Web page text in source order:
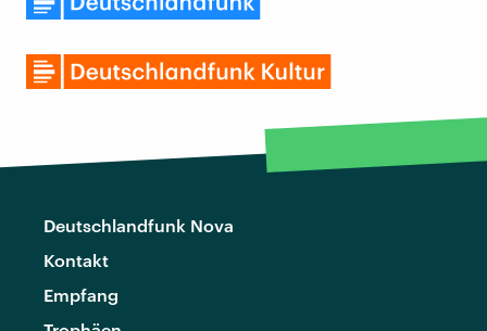
Deutschlandfunk Nova
Kontakt
Empfang